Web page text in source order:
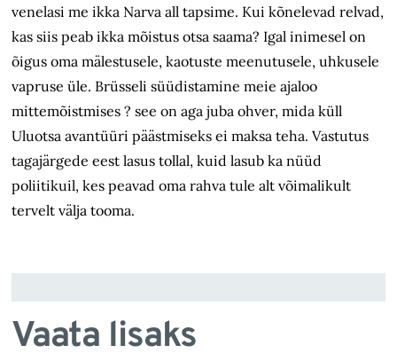
venelasi me ikka Narva all tapsime. Kui kõnelevad relvad,
kas siis peab ikka mõistus otsa saama? Igal inimesel on
õigus oma mälestusele, kaotuste meenutusele, uhkusele
vapruse üle. Brüsseli süüdistamine meie ajaloo
mittemõistmises ? see on aga juba ohver, mida küll
Uluotsa avantüüri päästmiseks ei maksa teha. Vastutus
tagajärgede eest lasus tollal, kuid lasub ka nüüd
poliitikuil, kes peavad oma rahva tule alt võimalikult
tervelt välja tooma.
Vaata lisaks